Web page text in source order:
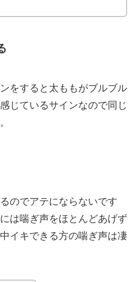
をすると太ももがブルブル
じているサインなので同じ
のでアテにならないです
は喘ぎ声をほとんどあげず
イキできる方の喘ぎ声は凄